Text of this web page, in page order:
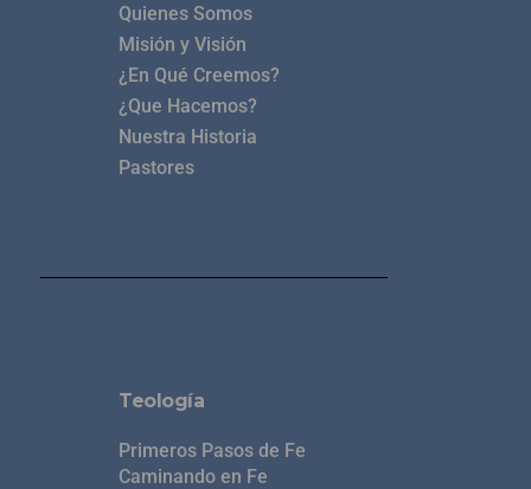
Quienes Somos
Misión y Visión
¿En Qué Creemos?
¿Que Hacemos?
Nuestra Historia
Pastores
Teología
Primeros Pasos de Fe
Caminando en Fe